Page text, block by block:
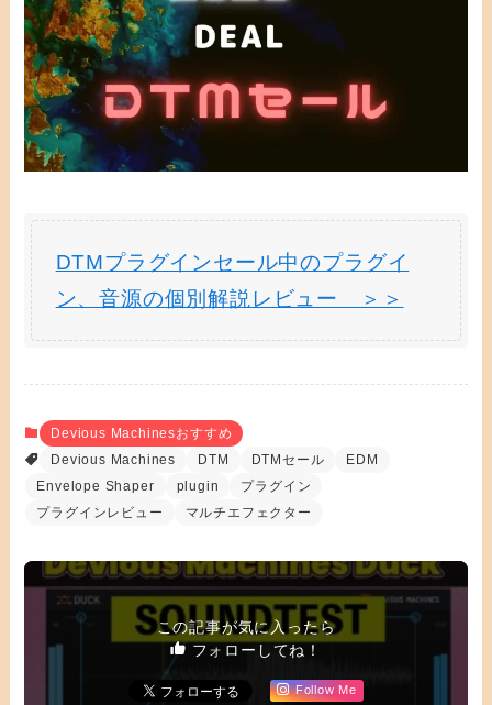
DTMプラグインセール中のプラグイ
ン、音源の個別解説レビュー ＞＞
Devious Machinesおすすめ
Devious Machines
DTM DTMセール
EDM
Envelope Shaper
plugin
プラグイン
プラグインレビュー
マルチエフェクター
この記事が気に入ったら
フォローしてね！
Follow Me